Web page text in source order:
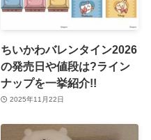
ちいかわバレンタイン2026
の発売日や値段は?ライン
ナップを一挙紹介!!
2025年11月22日